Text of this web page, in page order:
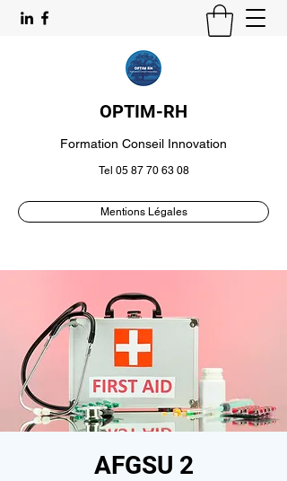
OPTIM-RH
Formation Conseil Innovation
Tel 05 87 70 63 08
Mentions Légales
AFGSU 2